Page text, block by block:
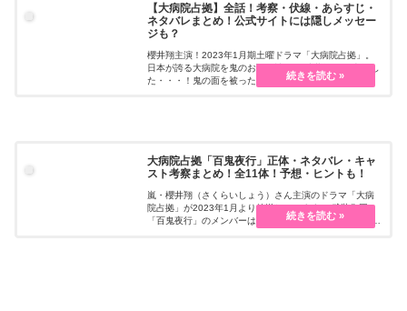
【大病院占拠】全話！考察・伏線・あらすじ・
ネタバレまとめ！公式サイトには隠しメッセー
ジも？
櫻井翔主演！2023年1月期土曜ドラマ「大病院占拠」。
日本が誇る大病院を鬼のお面を被った“武装集団”が占拠し
た・・・！鬼の面を被った謎の武装集団が大病院を占拠
大病院占拠「百鬼夜行」正体・ネタバレ・キャ
スト考察まとめ！全11体！予想・ヒントも！
嵐・櫻井翔（さくらいしょう）さん主演のドラマ「大病
院占拠」が2023年1月より放送しています！ 武装集団
「百鬼夜行」のメンバーは非公表となっています！ SNS